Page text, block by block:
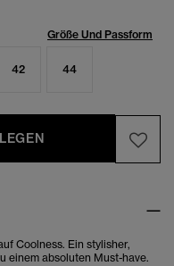
Größe Und Passform
42 44
Coolness. Ein stylisher,
einem absoluten Must-have.